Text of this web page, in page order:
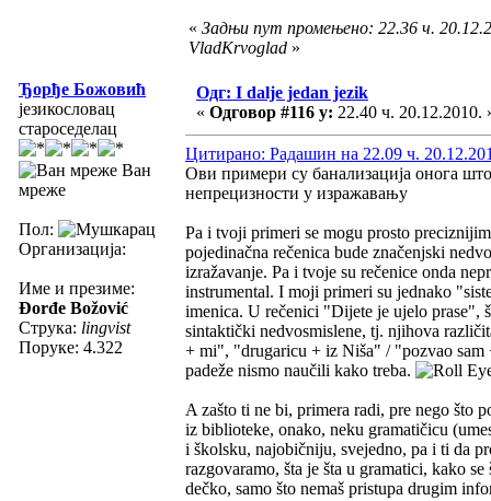
« Задњи пут промењено: 22.36 ч.
VladKrvoglad »
Ђорђе Божовић
језикословац
староседелац
Ван
мреже
Пол:
Организација:
Име и презиме:
Đorđe Božović
Струка: lingvist
Поруке: 4.322
Одг: I dalje jedan jezik
« Одговор #116 у: 22.40 ч. 20.12.2010.
Цитирано: Радашин на 22.09 ч.
Ови примери су банализација онога
непрецизности у изражавању
Pa i tvoji primeri se mogu prosto
pojedinačna rečenica bude značenjski
izražavanje. Pa i tvoje su rečenice onda
instrumental. I moji primeri su jednako
imenica. U rečenici "Dijete je ujelo prase",
sintaktički nedvosmislene, tj. njihova
+ mi", "drugaricu + iz Niša" / "pozvao sam
padeže nismo naučili kako treba.
A zašto ti ne bi, primera radi, pre nego što
iz biblioteke, onako, neku gramatičicu
i školsku, najobičniju, svejedno, pa i ti da
razgovaramo, šta je šta u gramatici, kako
dečko, samo što nemaš pristupa drugim